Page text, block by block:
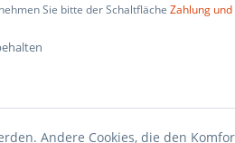
Sie bitte der Schaltfläche Zahlung und
Andere Cookies, die den